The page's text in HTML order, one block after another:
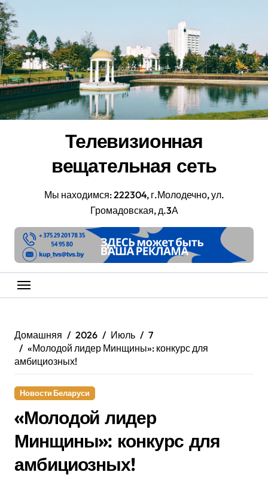
Перейти
к
содержанию
Телевизионная
вещательная сеть
Мы находимся: 222304, г.Молодечно, ул.
Громадовская, д.3А
Домашняя 2026 Июль
7
«Молодой лидер Минщины»: конкурс для
амбициозных!
Новости Беларуси
«Молодой лидер
Минщины»: конкурс для
амбициозных!